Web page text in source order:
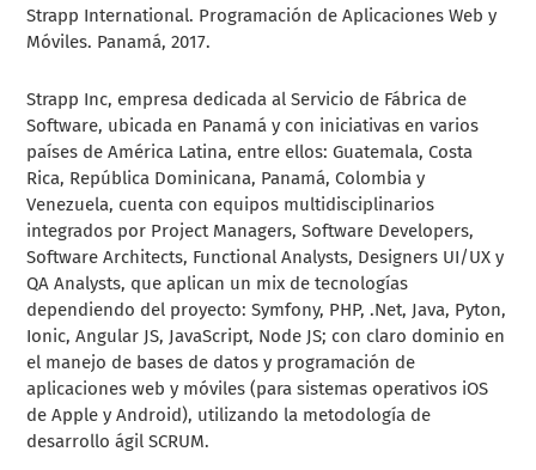
Strapp International. Programación de Aplicaciones Web y
Móviles. Panamá, 2017.
Strapp Inc, empresa dedicada al Servicio de Fábrica de
Software, ubicada en Panamá y con iniciativas en varios
países de América Latina, entre ellos: Guatemala, Costa
Rica, República Dominicana, Panamá, Colombia y
Venezuela, cuenta con equipos multidisciplinarios
integrados por Project Managers, Software Developers,
Software Architects, Functional Analysts, Designers UI/UX y
QA Analysts, que aplican un mix de tecnologías
dependiendo del proyecto: Symfony, PHP, .Net, Java, Pyton,
Ionic, Angular JS, JavaScript, Node JS; con claro dominio en
el manejo de bases de datos y programación de
aplicaciones web y móviles (para sistemas operativos iOS
de Apple y Android), utilizando la metodología de
desarrollo ágil SCRUM.